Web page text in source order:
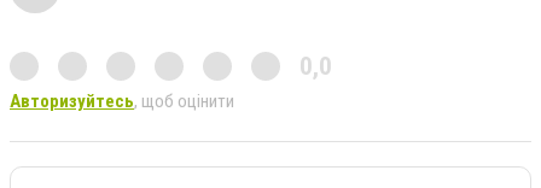
0,0
Авторизуйтесь, щоб оцінити